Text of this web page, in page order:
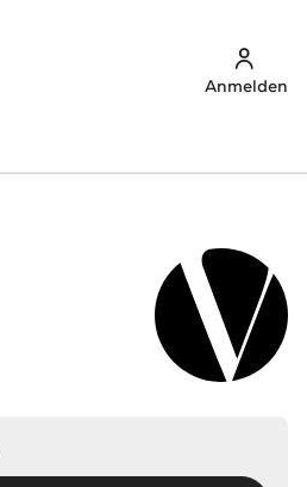
Anmelden